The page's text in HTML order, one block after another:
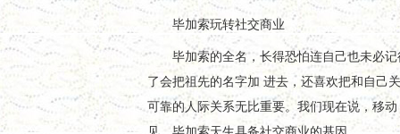
毕加索玩转社交商业
毕加索的全名，长得恐怕连自己也未必记
了会把祖先的名字加 进去，还喜欢把和自己
可靠的人际关系无比重要。我们现在说，移